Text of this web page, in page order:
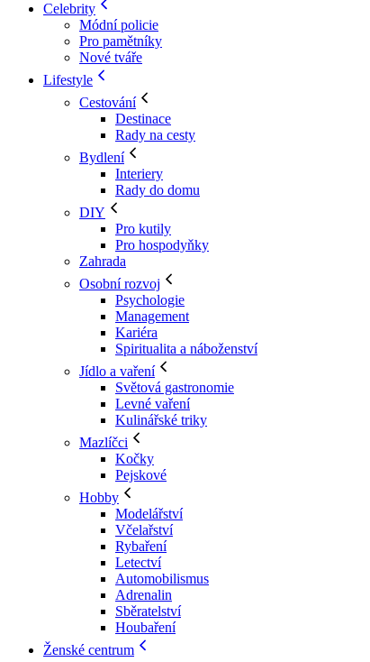
Celebrity
Módní policie
Pro pamětníky
Nové tváře
Lifestyle
Cestování
Destinace
Rady na cesty
Bydlení
Interiery
Rady do domu
DIY
Pro kutily
Pro hospodyňky
Zahrada
Osobní rozvoj
Psychologie
Management
Kariéra
Spiritualita a náboženství
Jídlo a vaření
Světová gastronomie
Levné vaření
Kulinářské triky
Mazlíčci
Kočky
Pejskové
Hobby
Modelářství
Včelařství
Rybaření
Letectví
Automobilismus
Adrenalin
Sběratelství
Houbaření
Ženské centrum